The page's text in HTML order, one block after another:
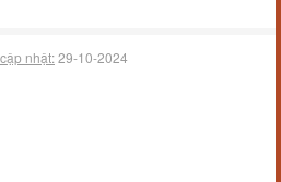
nhật:29-10-2024